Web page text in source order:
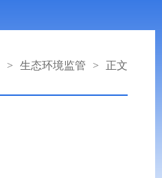
> 生态环境监管 > 正文